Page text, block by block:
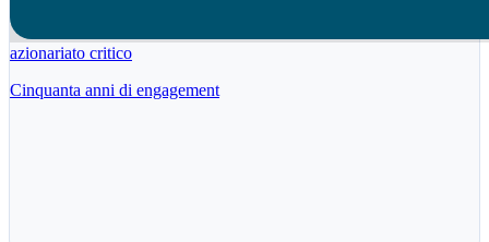
azionariato critico
Cinquanta anni di engagement